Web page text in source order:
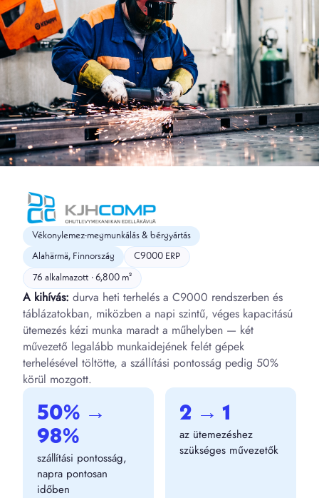
Vékonylemez-megmunkálás & bérgyártás
Alahärmä, Finnország C9000 ERP
76 alkalmazott · 6,800 m²
A kihívás: durva heti terhelés a C9000 rendszerben és
táblázatokban, miközben a napi szintű, véges kapacitású
ütemezés kézi munka maradt a műhelyben — két
művezető legalább munkaidejének felét gépek
terhelésével töltötte, a szállítási pontosság pedig 50%
körül mozgott.
50% →
98%
szállítási pontosság,
napra pontosan
időben
2 → 1
az ütemezéshez
szükséges művezetők